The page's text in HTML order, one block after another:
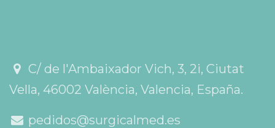
C/ de l'Ambaixador Vich, 3, 2i, Ciutat
Vella, 46002 València, Valencia, España.
pedidos@surgicalmed.es